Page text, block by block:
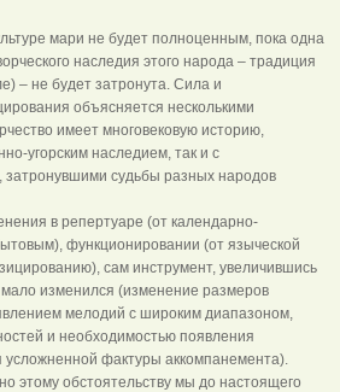
мари не будет полноценным, пока одна
наследия этого народа – традиция
– не будет затронута. Сила и
объясняется несколькими
имеет многовековую историю,
угорским наследием, так и с
затронувшими судьбы разных народов
в репертуаре (от календарно-
функционировании (от языческой
сам инструмент, увеличившись
мало изменился (изменение размеров
мелодий с широким диапазоном,
и необходимостью появления
усложненной фактуры аккомпанемента).
этому обстоятельству мы до настоящего